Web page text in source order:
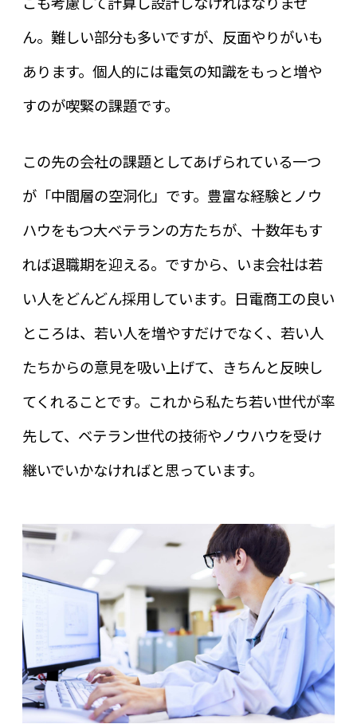
ん。難しい部分も多いですが、反面やりがいも
あります。個人的には電気の知識をもっと増や
すのが喫緊の課題です。
この先の会社の課題としてあげられている一つ
が「中間層の空洞化」です。豊富な経験とノウ
ハウをもつ大ベテランの方たちが、十数年もす
れば退職期を迎える。ですから、いま会社は若
い人をどんどん採用しています。日電商工の良い
ところは、若い人を増やすだけでなく、若い人
たちからの意見を吸い上げて、きちんと反映し
てくれることです。これから私たち若い世代が率
先して、ベテラン世代の技術やノウハウを受け
継いでいかなければと思っています。